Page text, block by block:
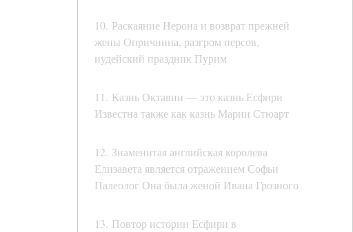
10. Раскаяние Нерона и возврат прежней
жены Опричнина, разгром персов,
иудейский праздник Пурим
11. Казнь Октавии — это казнь Есфири
Известна также как казнь Марии Стюарт
12. Знаменитая английская королева
Елизавета является отражением Софьи
Палеолог Она была женой Ивана Грозного
13. Повтор истории Есфири в